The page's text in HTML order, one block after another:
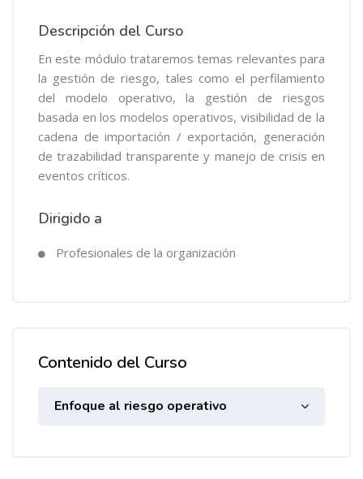
Descripción del Curso
En este módulo trataremos temas relevantes para
la gestión de riesgo, tales como el perfilamiento
del modelo operativo, la gestión de riesgos
basada en los modelos operativos, visibilidad de la
cadena de importación / exportación, generación
de trazabilidad transparente y manejo de crisis en
eventos críticos.
Dirigido a
Profesionales de la organización
Contenido del Curso
Enfoque al riesgo operativo